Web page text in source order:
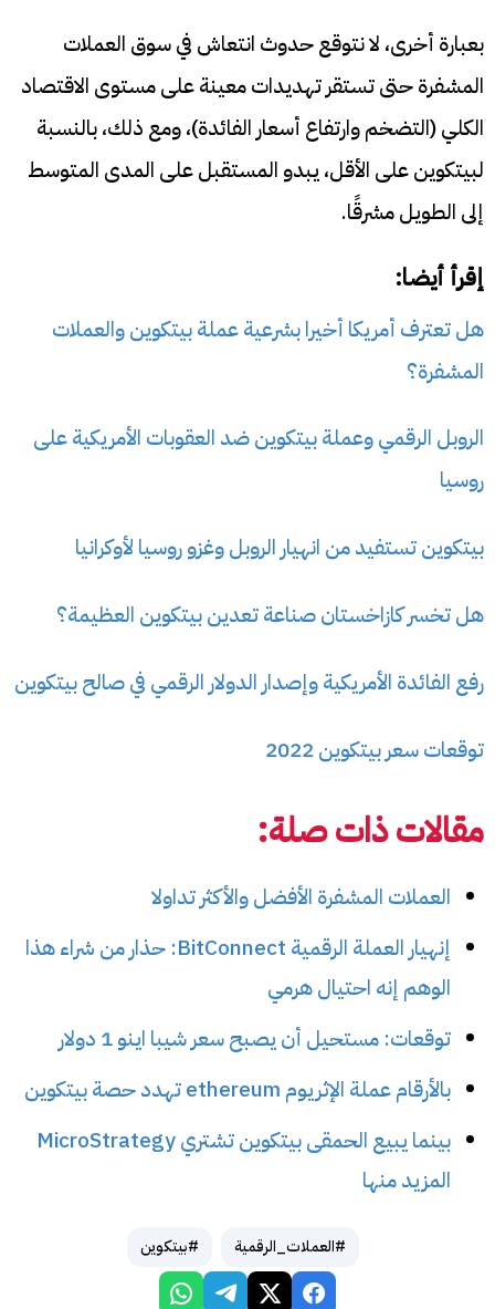
بعبارة أخرى، لا نتوقع حدوث انتعاش في سوق العملات
المشفرة حتى تستقر تهديدات معينة على مستوى الاقتصاد
الكلي (التضخم وارتفاع أسعار الفائدة)، ومع ذلك، بالنسبة
لبيتكوين على الأقل، يبدو المستقبل على المدى المتوسط ​​
إلى الطويل مشرقًا.
إقرأ أيضا:
هل تعترف أمريكا أخيرا بشرعية عملة بيتكوين والعملات
المشفرة؟
الروبل الرقمي وعملة بيتكوين ضد العقوبات الأمريكية على
روسيا
بيتكوين تستفيد من انهيار الروبل وغزو روسيا لأوكرانيا
هل تخسر كازاخستان صناعة تعدين بيتكوين العظيمة؟
رفع الفائدة الأمريكية وإصدار الدولار الرقمي في صالح بيتكوين
توقعات سعر بيتكوين 2022
مقالات ذات صلة:
العملات المشفرة الأفضل والأكثر تداولا
إنهيار العملة الرقمية BitConnect: حذار من شراء هذا
الوهم إنه احتيال هرمي
توقعات: مستحيل أن يصبح سعر شيبا اينو 1 دولار
بالأرقام عملة الإثريوم ethereum تهدد حصة بيتكوين
بينما يبيع الحمقى بيتكوين تشتري MicroStrategy
المزيد منها
#العملات_الرقمية #بيتكوين